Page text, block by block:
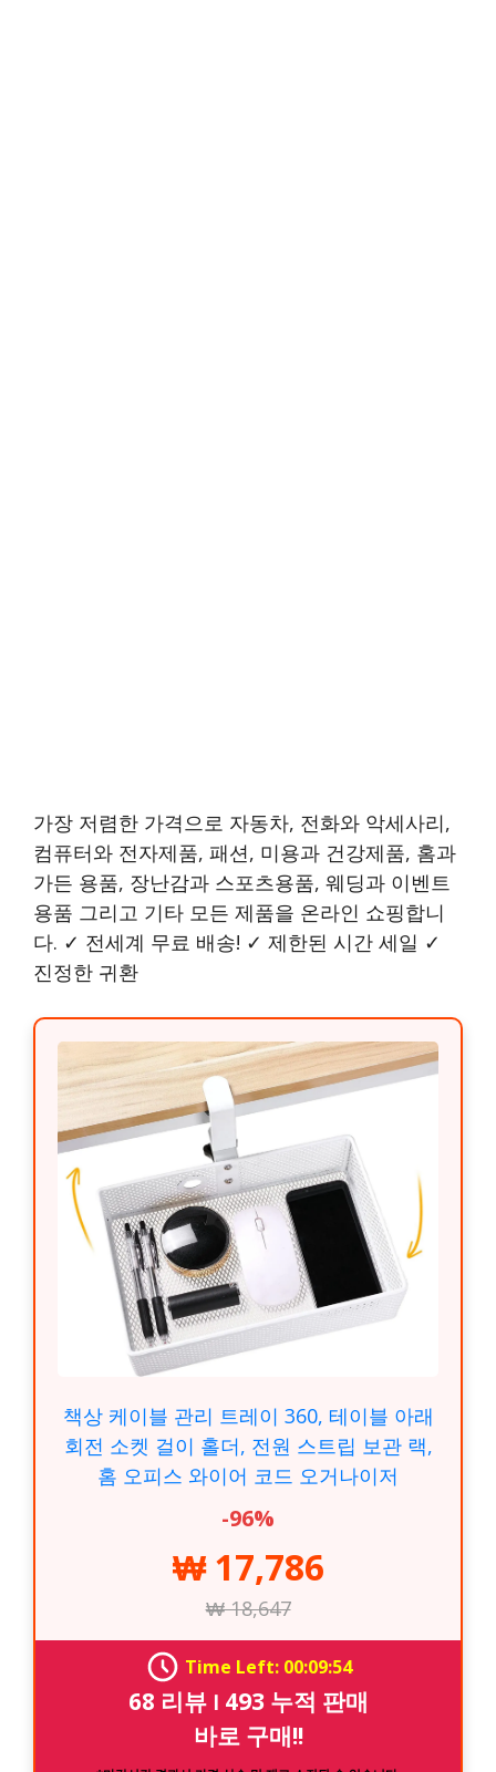
가장 저렴한 가격으로 자동차, 전화와 악세사리,
컴퓨터와 전자제품, 패션, 미용과 건강제품, 홈과
가든 용품, 장난감과 스포츠용품, 웨딩과 이벤트
용품 그리고 기타 모든 제품을 온라인 쇼핑합니
다. ✓ 전세계 무료 배송! ✓ 제한된 시간 세일 ✓
진정한 귀환
책상 케이블 관리 트레이 360, 테이블 아래
회전 소켓 걸이 홀더, 전원 스트립 보관 랙,
홈 오피스 와이어 코드 오거나이저
-96%
₩ 17,786
₩ 18,647
Time Left: 00:09:53
68 리뷰 ౹ 493 누적 판매
바로 구매!!